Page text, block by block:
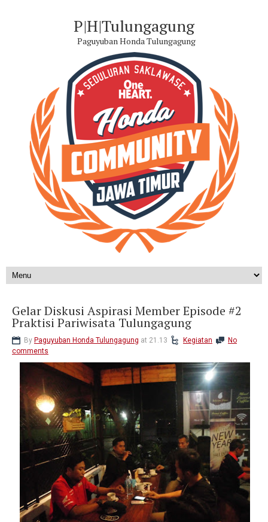
P|H|Tulungagung
Paguyuban Honda Tulungagung
Gelar Diskusi Aspirasi Member Episode #2
Praktisi Pariwisata Tulungagung
By Paguyuban Honda Tulungagung at 21.13 Kegiatan
No
comments